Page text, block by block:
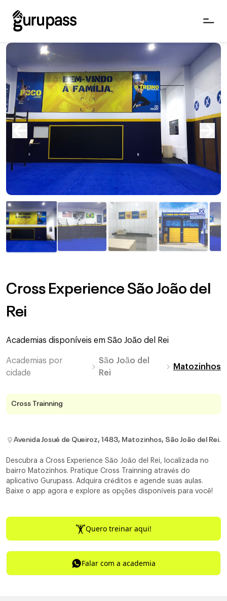
Cross Experience São João del
Rei
Academias disponíveis em São João del Rei
Academias por
cidade
São João del
Rei
Matozinhos
Cross Trainning
Avenida Josué de Queiroz, 1483, Matozinhos, São João del Rei.
Descubra a Cross Experience São João del Rei, localizada no
bairro Matozinhos. Pratique Cross Trainning através do
aplicativo Gurupass. Adquira créditos e agende suas aulas.
Baixe o app agora e explore as opções disponíveis para você!
Quero treinar aqui!
Falar com a academia